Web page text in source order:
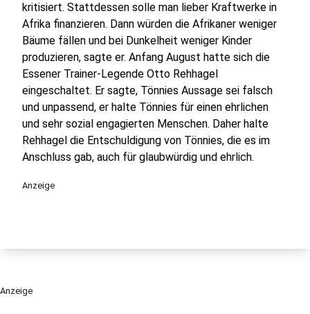
kritisiert. Stattdessen solle man lieber Kraftwerke in
Afrika finanzieren. Dann würden die Afrikaner weniger
Bäume fällen und bei Dunkelheit weniger Kinder
produzieren, sagte er. Anfang August hatte sich die
Essener Trainer-Legende Otto Rehhagel
eingeschaltet. Er sagte, Tönnies Aussage sei falsch
und unpassend, er halte Tönnies für einen ehrlichen
und sehr sozial engagierten Menschen. Daher halte
Rehhagel die Entschuldigung von Tönnies, die es im
Anschluss gab, auch für glaubwürdig und ehrlich.
Anzeige
Anzeige